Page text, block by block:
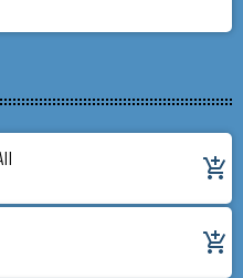
add_shopping_cart
add_shopping_cart